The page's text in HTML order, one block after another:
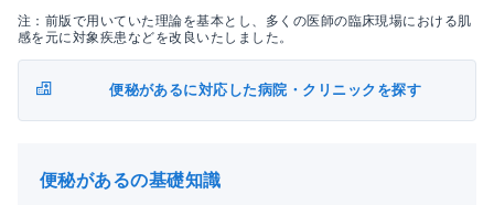
注：前版で用いていた理論を基本とし、多くの医師の臨床現場における肌
感を元に対象疾患などを改良いたしました。
便秘があるに対応した病院・クリニックを探す
便秘があるの基礎知識